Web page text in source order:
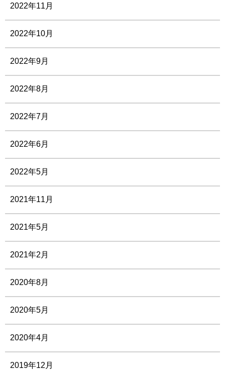
2022年11月
2022年10月
2022年9月
2022年8月
2022年7月
2022年6月
2022年5月
2021年11月
2021年5月
2021年2月
2020年8月
2020年5月
2020年4月
2019年12月